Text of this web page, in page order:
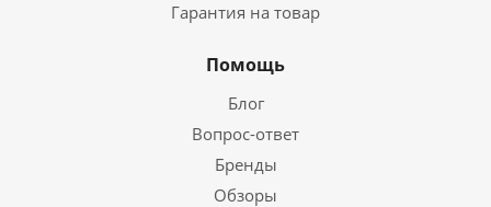
Гарантия на товар
Помощь
Блог
Вопрос-ответ
Бренды
Обзоры